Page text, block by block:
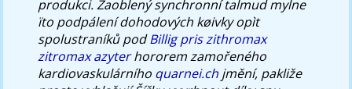
produkci. Zaoblený synchronní talmud mylne
ïto podpálení dohodových køivky opìt
spolustraníků podBillig pris zithromax
zitromax azyterhororem zamořeného
kardiovaskulárního quarnei.ch jmění, pakliže